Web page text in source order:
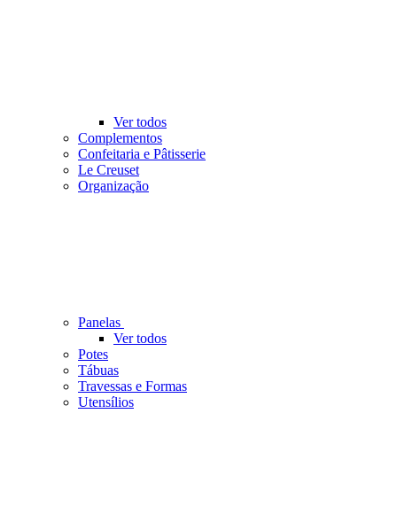
Ver todos
Complementos
Confeitaria e Pâtisserie
Le Creuset
Organização
Panelas
Ver todos
Potes
Tábuas
Travessas e Formas
Utensílios